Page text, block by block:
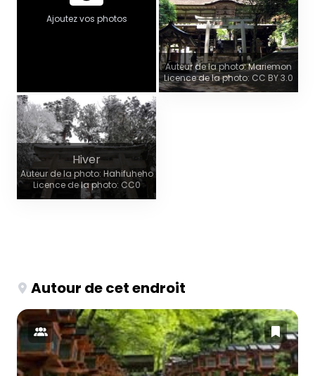
Ajoutez vos photos
Auteur de la photo: Mariemon
Licence de la photo: CC BY 3.0
Hiver
Auteur de la photo: Hahifuheho
Licence de la photo: CC0
Autour de cet endroit